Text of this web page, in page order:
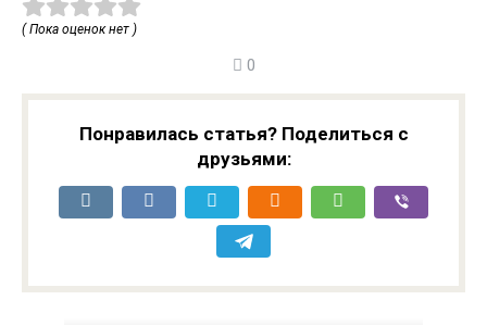
( Пока оценок нет )
0
Понравилась статья? Поделиться с
друзьями: